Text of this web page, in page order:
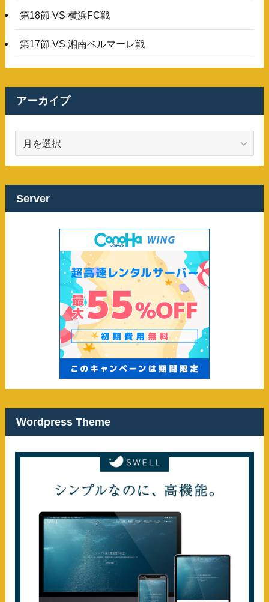
第18節 VS 横浜FC戦
第17節 VS 湘南ベルマーレ戦
アーカイブ
カ
イ
ブ
Server
Wordpress Theme